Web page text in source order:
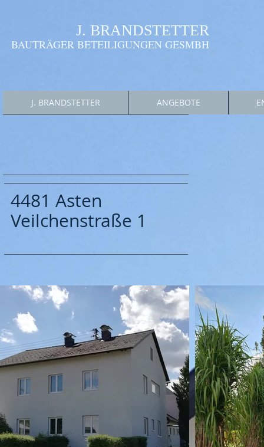
​J. BRANDSTETTER
BAUTRÄGER BETEILIGUNGEN GESMBH
J. BRANDSTETTER ANGEBOTE
4481 Asten
Veilchenstraße 1